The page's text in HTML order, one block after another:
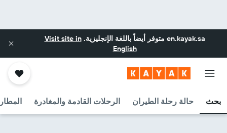
en.kayak.sa متوفر أيضاً باللغة الإنجليزية.Visit site in
English
بحث حالة رحلة الطيران الرحلات القادمة والمغادرة